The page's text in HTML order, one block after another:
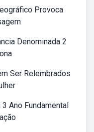
Provoca
Denominada 2
Ser Relembrados
Ano Fundamental